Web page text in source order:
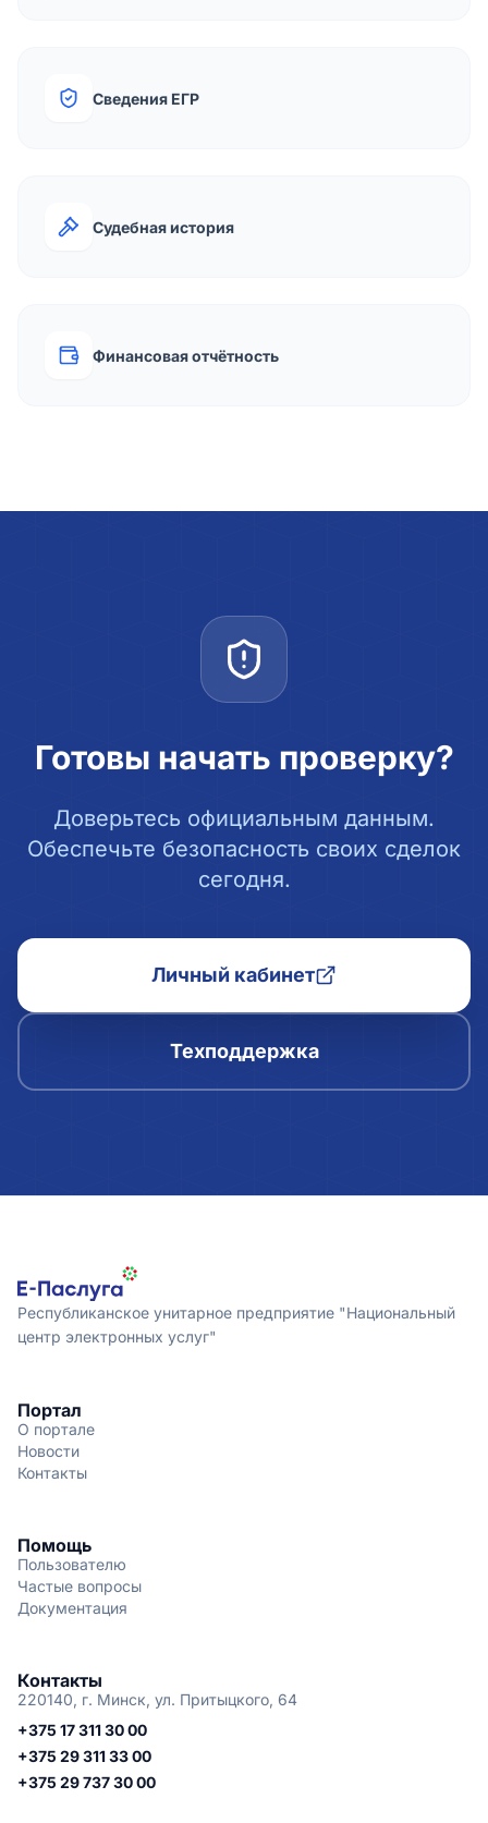
Сведения ЕГР
Судебная история
Финансовая отчётность
Готовы начать проверку?
Доверьтесь официальным данным.
Обеспечьте безопасность своих сделок
сегодня.
Личный кабинет
Техподдержка
Республиканское унитарное предприятие "Национальный
центр электронных услуг"
Портал
О портале
Новости
Контакты
Помощь
Пользователю
Частые вопросы
Документация
Контакты
220140, г. Минск, ул. Притыцкого, 64
+375 17 311 30 00
+375 29 311 33 00
+375 29 737 30 00